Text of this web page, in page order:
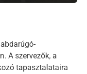
A szervezők, a
tapasztalataira